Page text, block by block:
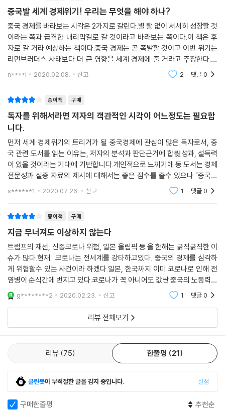
이렇게 세계정세가 급박하게 돌아가는 상황에서 경제, 외교, 안보상의 균
형을 유지하면서 중국발 인플레이션의 영향을 최소화하고, 국가의 실익을
놓치지 않는 방법은 무엇일까? 이 책은 각국의 이해관계, 역학 관계를 바
탕으로 향후의 세계정세를 좀 더 면밀하게 전망함으로써 위기 속에서도 주
도권을 놓치지 않을 수 있도록 돕는다. IT의 발달로 글로벌화가 더욱 가속
화돼 가는 요즘, 차이나 리스크는 결코 국가 간의 문제로 끝나는 것이 아니
라는 것을 명심해야 할 것이다.
중국발 세계 경제위기! 우리는 무엇을 해야 하나?
중국 경제를 바라보는 시각은 2가지로 갈린다.별 탈 없이 서서히 성장할 것
이라는 쪽과 급격한 내리막길로 갈 것이라고 바라보는 쪽이다.이 책은 후
자로 갈 거라 예상하는 책이다.중국 경제는 곧 폭발할 것이고 이번 위기는
리먼브러더스 사태보다 더 큰 영향을 세계 경제에 줄 거라고 주장한다.제
시하는 근거는 다양하다.경제 성장 부진, 위안화 시세 하락, 외환보유고 감
n****i 2020.02.08. 신고 2 댓글0
종이책 구매
독자를 위해서라면 저자의 객관적인 시각이 어느정도는 필요합
니다.
먼저 세계 경제위기의 트리거가 될 중국경제에 관심이 많은 독자로서, 중
국 관련 도서를 읽는 이유는, 저자의 분석과 판단근거에 합맂성과, 설득력
이 있을 것이라는 기대에 기반합니다.개인적으로 느끼기에 동 도서는 경제
전문성과 실증 자료의 제시에 대해서는 좋은 점수를 줄수 있으나 "중국발
경제위기가 시작되어야 한다"는 관점을 기반으로 저술한 도서 이미지를
s******1 2020.07.26. 신고 1 댓글0
종이책 구매
지금 무너져도 이상하지 않는다
트럼프의 재선, 신종코로나 위험, 일본 올림픽 등 올 한해는 굵직굵직한 이
슈가 많다.현재 코로나는 전세계를 강타하고있다. 중국의 경제를 심각하
게 위협할수 있는 사건이라 하겠다.일본, 한국까지 이미 코로나로 인해 전
염병이 순식간에 번지고 있다.코로나가 꼭 아니어도 값싼 중국의 노동력은
이미 흥미를 잃고 있다.투자 기업들은 중국을 자의반 타의반으로 탈출하고
있다. 삼성과
g********2 2020.02.23. 신고 1 댓글0
리뷰 전체보기
리뷰 75 한줄평 21
클린봇이 부적절한 글을 감지 중입니다. 설정
구매한줄평 추천순